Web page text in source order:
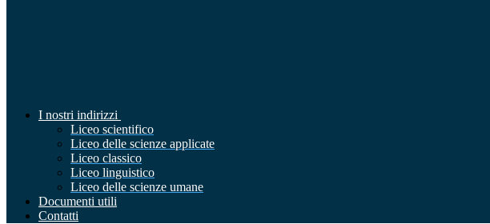
I nostri indirizzi
Liceo scientifico
Liceo delle scienze applicate
Liceo classico
Liceo linguistico
Liceo delle scienze umane
Documenti utili
Contatti